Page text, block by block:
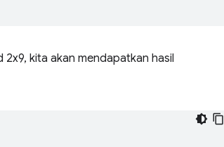
kita akan mendapatkan hasil